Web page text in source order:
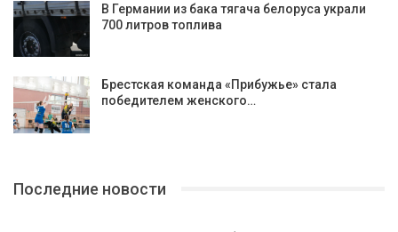
В Германии из бака тягача белоруса украли
700 литров топлива
Брестская команда «Прибужье» стала
победителем женского…
Последние новости